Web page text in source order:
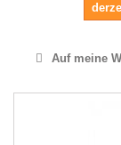
Auf meine